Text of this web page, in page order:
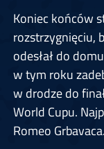
Koniec końców
rozstrzygnięciu,
odesłał do
w tym roku
w drodze do
World Cupu.
Romeo Grbavaca.